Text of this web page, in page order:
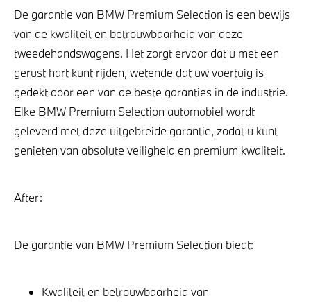
De garantie van BMW Premium Selection is een bewijs
van de kwaliteit en betrouwbaarheid van deze
tweedehandswagens. Het zorgt ervoor dat u met een
gerust hart kunt rijden, wetende dat uw voertuig is
gedekt door een van de beste garanties in de industrie.
Elke BMW Premium Selection automobiel wordt
geleverd met deze uitgebreide garantie, zodat u kunt
genieten van absolute veiligheid en premium kwaliteit.
After:
De garantie van BMW Premium Selection biedt:
Kwaliteit en betrouwbaarheid van